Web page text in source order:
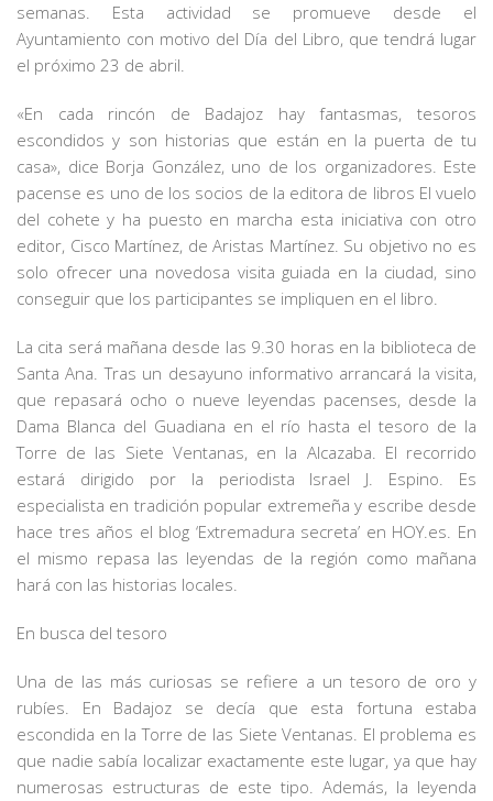
semanas. Esta actividad se promueve desde el
Ayuntamiento con motivo del Día del Libro, que tendrá lugar
el próximo 23 de abril.
«En cada rincón de Badajoz hay fantasmas, tesoros
escondidos y son historias que están en la puerta de tu
casa», dice Borja González, uno de los organizadores. Este
pacense es uno de los socios de la editora de libros El vuelo
del cohete y ha puesto en marcha esta iniciativa con otro
editor, Cisco Martínez, de Aristas Martínez. Su objetivo no es
solo ofrecer una novedosa visita guiada en la ciudad, sino
conseguir que los participantes se impliquen en el libro.
La cita será mañana desde las 9.30 horas en la biblioteca de
Santa Ana. Tras un desayuno informativo arrancará la visita,
que repasará ocho o nueve leyendas pacenses, desde la
Dama Blanca del Guadiana en el río hasta el tesoro de la
Torre de las Siete Ventanas, en la Alcazaba. El recorrido
estará dirigido por la periodista Israel J. Espino. Es
especialista en tradición popular extremeña y escribe desde
hace tres años el blog ‘Extremadura secreta’ en HOY.es. En
el mismo repasa las leyendas de la región como mañana
hará con las historias locales.
En busca del tesoro
Una de las más curiosas se refiere a un tesoro de oro y
rubíes. En Badajoz se decía que esta fortuna estaba
escondida en la Torre de las Siete Ventanas. El problema es
que nadie sabía localizar exactamente este lugar, ya que hay
numerosas estructuras de este tipo. Además, la leyenda